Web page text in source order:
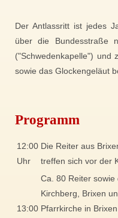
Der Antlassritt ist jedes
über die Bundesstraße
("Schwedenkapelle") und
sowie das Glockengeläut
Programm
12:00
Uhr
Die Reiter aus
treffen sich vor der
13:00
Ca. 80 Reiter
Kirchberg, Brixen
Pfarrkirche in